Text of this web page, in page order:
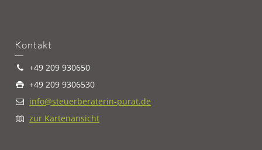
Kontakt
+49 209 930650
+49 209 9306530
info@steuerberaterin-purat.de
zur Kartenansicht